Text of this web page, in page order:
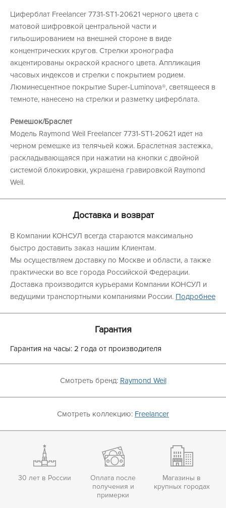
Циферблат Freelancer 7731-ST1-20621 черного цвета с
матовой шифровкой центральной части и
гильошированием на внешней стороне в виде
концентрических кругов. Стрелки хронографа
акцентированы окраской красного цвета. Аппликация
часовых индексов и стрелки с покрытием родием.
Люминесцентное покрытие Super-Luminova®, светящееся в
темноте, нанесено на стрелки и разметку циферблата.
Ремешок/Браслет
Модель Raymond Weil Freelancer 7731-ST1-20621 идет на
черном ремешке из телячьей кожи. Браслетная застежка,
раскладывающаяся при нажатии на кнопки с двойной
системой блокировки, украшена гравировкой Raymond
Weil.
Доставка и возврат
В Компании КОНСУЛ всегда стараются максимально
быстро доставить заказ нашим Клиентам.
Мы осуществляем доставку по Москве и области, а также
практически во все города Российской Федерации.
Доставка производится курьерами Компании КОНСУЛ и
ведущими транспортными компаниями России. Подробнее
Гарантия
Гарантия на часы: 2 года от производителя
Смотреть бренд: Raymond Weil
Смотреть коллекцию: Freelancer
30 лет в России
Оплата после
получения и
примерки
Магазины в
крупных городах